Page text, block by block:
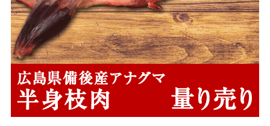
特定商法取引に基づく表記 プライバシーポリシー
お問い合わせ ログイン
犬の無添加おやつ｜gibi∞one